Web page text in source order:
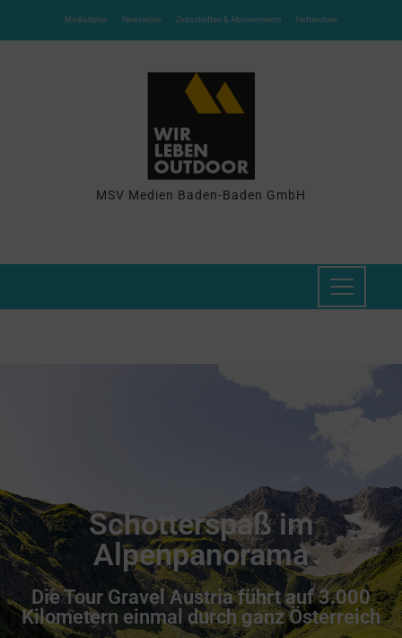
Mediadaten Newsletter Zeitschriften & Abonnements Heftarchive
MSV Medien Baden-Baden GmbH
Schotterspaß im
Alpenpanorama
Die Tour Gravel Austria führt auf 3.000
Kilometern einmal durch ganz Österreich